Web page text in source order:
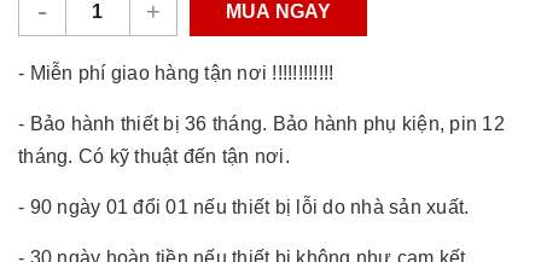
- + MUA NGAY
- Miễn phí giao hàng tận nơi !!!!!!!!!!!!
- Bảo hành thiết bị 36 tháng. Bảo hành phụ kiện, pin 12
tháng. Có kỹ thuật đến tận nơi.
- 90 ngày 01 đổi 01 nếu thiết bị lỗi do nhà sản xuất.
- 30 ngày hoàn tiền nếu thiết bị không như cam kết.